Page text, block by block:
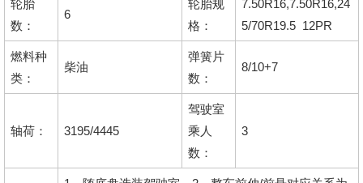
轮胎
数：
6
轮胎规
格：
7.50R16,7.50R16,24
5/70R19.5 12PR
燃料种
类：
柴油
弹簧片
数：
8/10+7
轴荷： 3195/4445
驾驶室
乘人
数：
3